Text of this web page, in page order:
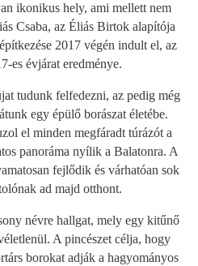
ikonikus hely, ami mellett nem
Csaba, az Éliás Birtok alapítója
2017 végén indult el, az
es évjárat eredménye.
tudunk felfedezni, az pedig még
egy épülő borászat életébe.
el minden megfáradt túrázót a
panoráma nyílik a Balatonra. A
fejlődik és várhatóan sok
ad majd otthont.
névre hallgat, mely egy kitűnő
A pincészet célja, hogy
borokat adják a hagyományos